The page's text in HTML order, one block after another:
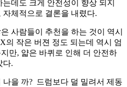
데도 크게 안전성이 향상 되지
체적으로 결론을 내렸다.
사람들이 추천을 하는 것이 역시
의 작은 버젼 정도 되는데 역시 엄
만, 얇은 바퀴로 인해 더 안전하
다.
을 까? 드럼보다 덜 밀려서 제동